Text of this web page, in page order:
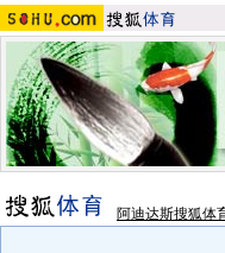
阿迪达斯搜狐体